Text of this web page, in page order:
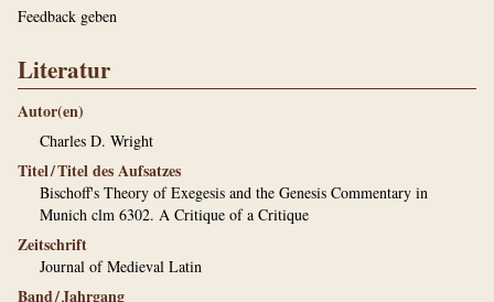
Feedback geben
Literatur
Autor(en)
Charles D. Wright
Titel / Titel des Aufsatzes
Bischoff's Theory of Exegesis and the Genesis Commentary in
Munich clm 6302. A Critique of a Critique
Zeitschrift
Journal of Medieval Latin
Band / Jahrgang